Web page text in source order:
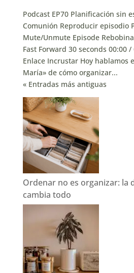
Podcast EP70 Planificación sin
Comunión Reproducir episodio
Mute/Unmute Episode
Fast Forward 30 seconds 00:00
Enlace Incrustar Hoy hablamos
María» de cómo organizar...
« Entradas más antiguas
Ordenar no es organizar: la
cambia todo